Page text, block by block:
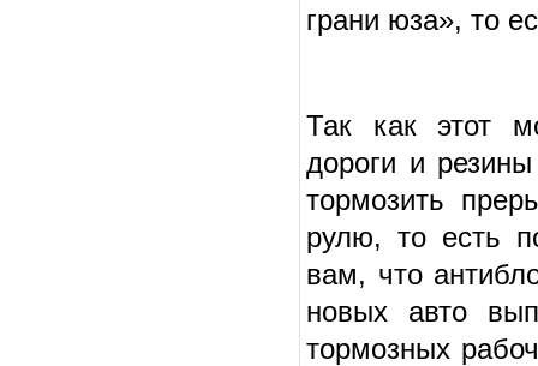
грани юза», то
Так как этот
дороги и
тормозить
рулю, то есть
вам, что
новых авто
тормозных